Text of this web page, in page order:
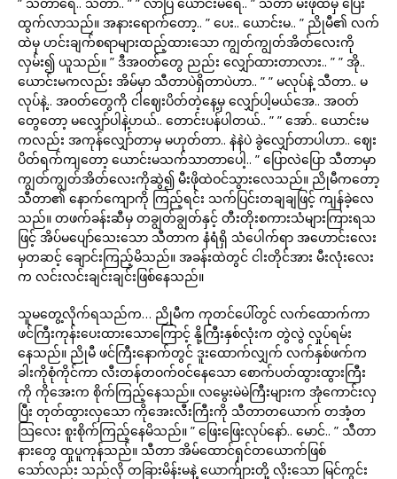
ထွက်လာသည်။ အနားရောက်တော့.. ” ပေး.. ယောင်းမ.. ” ညိုမီ၏ လက်
ထဲမှ ဟင်းချက်စရာများထည့်ထားသော ကျွတ်ကျွတ်အိတ်လေးကို
လှမ်း၍ ယူသည်။ ” ဒီအဝတ်တွေ ညည်း လျှော်ထားတာလား.. ” ” အို..
ယောင်းမကလည်း အိမ်မှာ သီတာပဲရှိတာပဲဟာ.. ” ” မလုပ်နဲ့ သီတာ.. မ
လုပ်နဲ့.. အဝတ်တွေကို ငါဈေးပိတ်တဲ့နေ့မှ လျှော်ပါ့မယ်အေ.. အဝတ်
တွေတော့ မလျှော်ပါနဲ့ဟယ်.. တောင်းပန်ပါတယ်.. ” ” အော်.. ယောင်းမ
ကလည်း အကုန်လျှော်တာမှ မဟုတ်တာ.. နဲနဲပဲ ခွဲလျှော်တာပါဟာ.. ဈေး
ပိတ်ရက်ကျတော့ ယောင်းမသက်သာတာပေါ့.. ” ပြောလဲပြော သီတာမှာ
ကျွတ်ကျွတ်အိတ်လေးကိုဆွဲ၍ မီးဖိုထဲဝင်သွားလေသည်။ ညိုမီကတော့
သီတာ၏ နောက်ကျောကို ကြည့်ရင်း သက်ပြင်းတချချဖြင့် ကျန်ခဲ့လေ
သည်။ တဖက်ခန်းဆီမှ တချွတ်ချွတ်နှင့် တီးတိုးစကားသံများကြားရသ
ဖြင့် အိပ်မပျော်သေးသော သီတာက နံရံရှိ သံပေါက်ရာ အဟောင်းလေး
မှတဆင့် ချောင်းကြည့်မိသည်။ အခန်းထဲတွင် ငါးတိုင်အား မီးလုံးလေး
က လင်းလင်းချင်းချင်းဖြစ်နေသည်။
သူမတွေ့လိုက်ရသည်က… ညိုမီက ကုတင်ပေါ်တွင် လက်ထောက်ကာ
ဖင်ကြီးကုန်းပေးထားသောကြောင့် နို့ကြီးနှစ်လုံးက တွဲလွဲ လှုပ်ရမ်း
နေသည်။ ညိုမီ ဖင်ကြီးနောက်တွင် ဒူးထောက်လျှက် လက်နှစ်ဖက်က
ခါးကိုစုံကိုင်ကာ လီးတန်တဝက်ဝင်နေသော စောက်ပတ်ထွားထွားကြီး
ကို ကိုအေးက စိုက်ကြည့်နေသည်။ လမွေးမဲမဲကြီးများက အုံကောင်းလှ
ပြီး တုတ်ထွားလှသော ကိုအေးလီးကြီးကို သီတာတယောက် တအံ့တ
သြလေး စူးစိုက်ကြည့်နေမိသည်။ ” ဖြေးဖြေးလုပ်နော်.. မောင်.. ” သီတာ
နားတွေ ထူပူကုန်သည်။ သီတာ အိမ်ထောင်ရှင်တယောက်ဖြစ်
သော်လည်း သည်လို တခြားမိန်းမနဲ့ ယောက်ျားတို့ လိုးသော မြင်ကွင်း